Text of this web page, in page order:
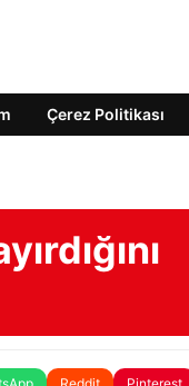
Çerez Politikası